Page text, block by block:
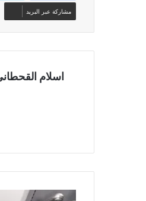
مشاركة عبر البريد
اسلام